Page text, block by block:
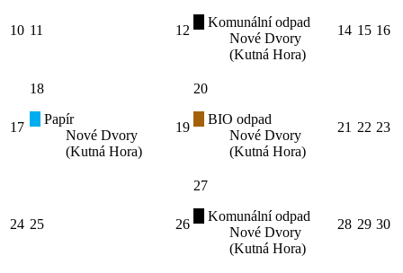
10 11 12
Komunální odpad
Nové Dvory
(Kutná Hora)
14 15 16
17
18
Papír
Nové Dvory
(Kutná Hora)
19
20
BIO odpad
Nové Dvory
(Kutná Hora)
21 22 23
24 25 26
27
Komunální odpad
Nové Dvory
(Kutná Hora)
28 29 30